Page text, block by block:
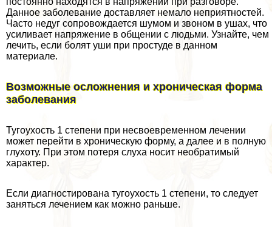
Данное заболевание доставляет немало неприятностей.
Часто недуг сопровождается шумом и звоном в ушах, что
усиливает напряжение в общении с людьми. Узнайте, чем
лечить, если болят уши при простуде в данном
материале.
Возможные осложнения и хроническая форма
заболевания
Тугоухость 1 степени при несвоевременном лечении
может перейти в хроническую форму, а далее и в полную
глухоту. При этом потеря слуха носит необратимый
хаpaктер.
Если диагностирована тугоухость 1 степени, то следует
заняться лечением как можно раньше.